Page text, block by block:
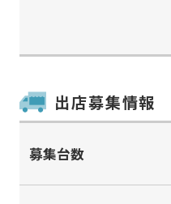
出店募集情報
募集台数